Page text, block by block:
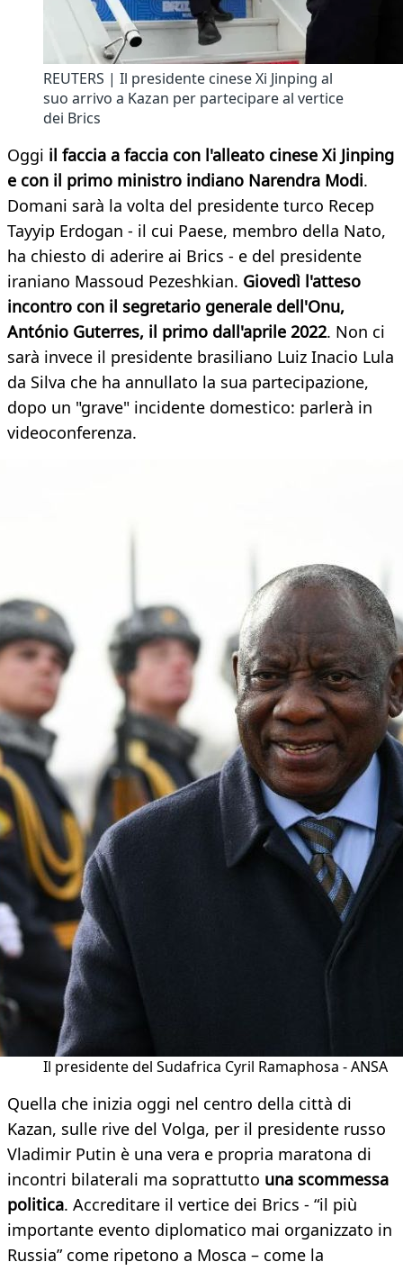
REUTERS | Il presidente cinese Xi Jinping al
suo arrivo a Kazan per partecipare al vertice
dei Brics
Oggi il faccia a faccia con l'alleato cinese Xi Jinping
e con il primo ministro indiano Narendra Modi.
Domani sarà la volta del presidente turco Recep
Tayyip Erdogan - il cui Paese, membro della Nato,
ha chiesto di aderire ai Brics - e del presidente
iraniano Massoud Pezeshkian. Giovedì l'atteso
incontro con il segretario generale dell'Onu,
António Guterres, il primo dall'aprile 2022. Non ci
sarà invece il presidente brasiliano Luiz Inacio Lula
da Silva che ha annullato la sua partecipazione,
dopo un "grave" incidente domestico: parlerà in
videoconferenza.
Il presidente del Sudafrica Cyril Ramaphosa - ANSA
Quella che inizia oggi nel centro della città di
Kazan, sulle rive del Volga, per il presidente russo
Vladimir Putin è una vera e propria maratona di
incontri bilaterali ma soprattutto una scommessa
politica. Accreditare il vertice dei Brics - “il più
importante evento diplomatico mai organizzato in
Russia” come ripetono a Mosca – come la